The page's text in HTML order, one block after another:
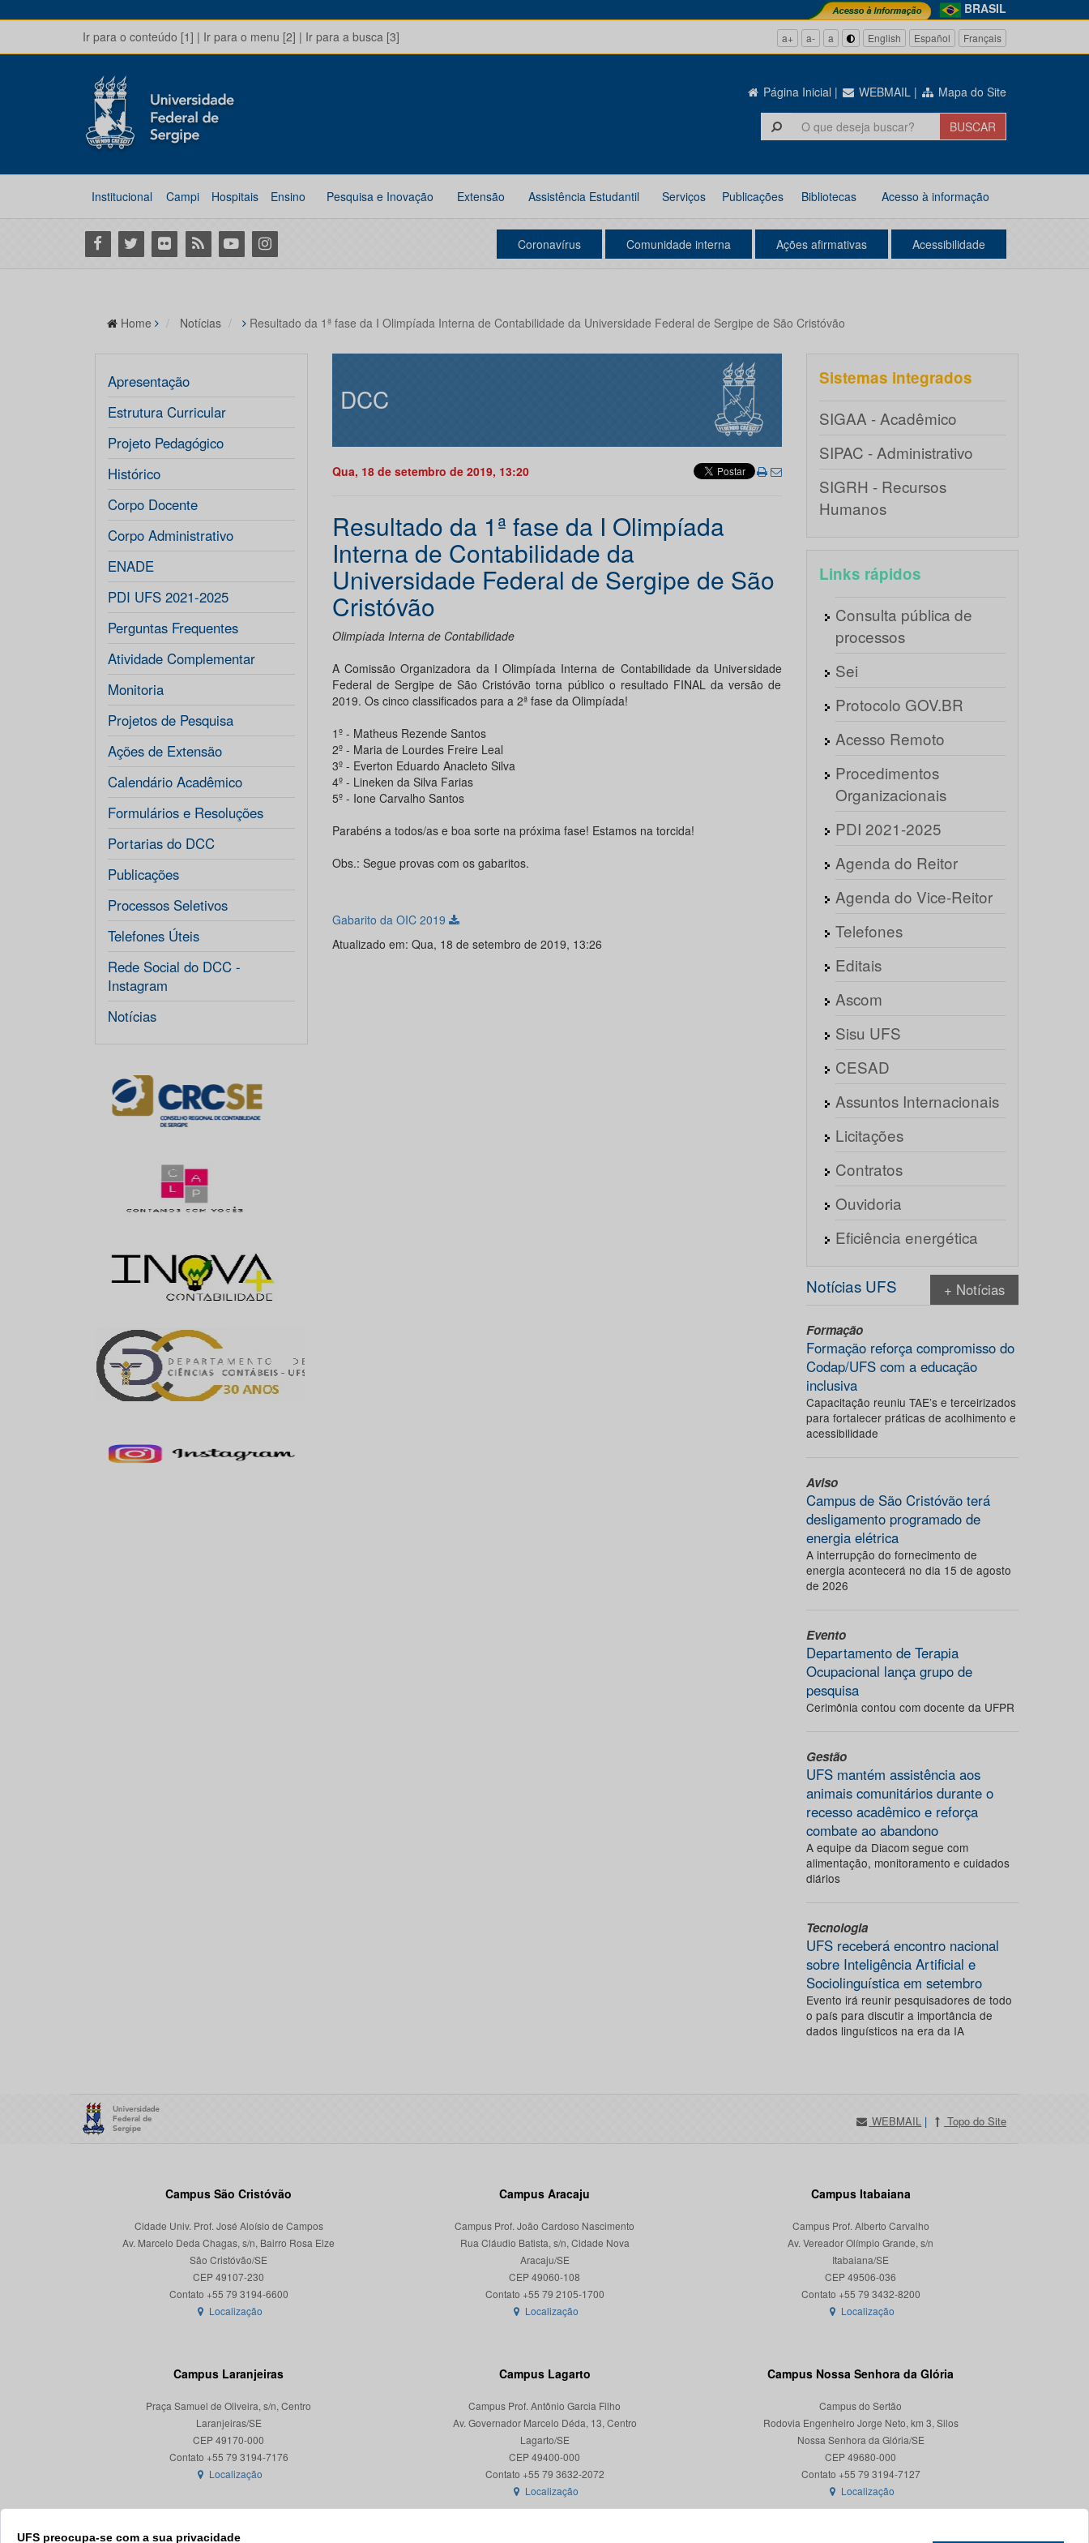
BRASIL
Ir para o conteúdo [1] | Ir para o menu [2] | Ir para a busca [3] a+ a- a English Español Français
Página Inicial | WEBMAIL | Mapa do Site
Institucional Campi Hospitais Ensino Pesquisa e Inovação Extensão Assistência Estudantil Serviços Publicações Bibliotecas Acesso à informação
Facebook
Twitter Flickr RSS YoutubeInstagram Coronavírus Comunidade interna Ações afirmativas Acessibilidade
UFS preocupa-se com a sua privacidade
Home Notícias Resultado da 1ª fase da I Olimpíada Interna de Contabilidade da Universidade Federal de Sergipe de São Cristóvão
Apresentação
Estrutura Curricular
Projeto Pedagógico
Histórico
Corpo Docente
Corpo Administrativo
ENADE
PDI UFS 2021-2025
Perguntas Frequentes
Atividade Complementar
Monitoria
Projetos de Pesquisa
Ações de Extensão
Calendário Acadêmico
Formulários e Resoluções
Portarias do DCC
Publicações
Processos Seletivos
Telefones Úteis
Rede Social do DCC -
Instagram
Notícias
DCC
Qua, 18 de setembro de 2019, 13:20
Resultado da 1ª fase da I Olimpíada
Interna de Contabilidade da
Universidade Federal de Sergipe de São
Cristóvão
Olimpíada Interna de Contabilidade
A Comissão Organizadora da I Olimpíada Interna de Contabilidade da Universidade
Federal de Sergipe de São Cristóvão torna público o resultado FINAL da versão de
2019. Os cinco classificados para a 2ª fase da Olimpíada!
1º - Matheus Rezende Santos
2º - Maria de Lourdes Freire Leal
3º - Everton Eduardo Anacleto Silva
4º - Lineken da Silva Farias
5º - Ione Carvalho Santos
Parabéns a todos/as e boa sorte na próxima fase! Estamos na torcida!
Obs.: Segue provas com os gabaritos.
Gabarito da OIC 2019
Atualizado em: Qua, 18 de setembro de 2019, 13:26
Sistemas integrados
SIGAA - Acadêmico
SIPAC - Administrativo
SIGRH - Recursos
Humanos
Links rápidos
Consulta pública de
processos
Sei
Protocolo GOV.BR
Acesso Remoto
Procedimentos
Organizacionais
PDI 2021-2025
Agenda do Reitor
Agenda do Vice-Reitor
Telefones
Editais
Ascom
Sisu UFS
CESAD
Assuntos Internacionais
Licitações
Contratos
Ouvidoria
Eficiência energética
Notícias UFS + Notícias
Formação
Formação reforça compromisso do
Codap/UFS com a educação
inclusiva
Capacitação reuniu TAE’s e terceirizados
para fortalecer práticas de acolhimento e
acessibilidade
Aviso
Campus de São Cristóvão terá
desligamento programado de
energia elétrica
A interrupção do fornecimento de
energia acontecerá no dia 15 de agosto
de 2026
Evento
Departamento de Terapia
Ocupacional lança grupo de
pesquisa
Cerimônia contou com docente da UFPR
Gestão
UFS mantém assistência aos
animais comunitários durante o
recesso acadêmico e reforça
combate ao abandono
A equipe da Diacom segue com
alimentação, monitoramento e cuidados
diários
Tecnologia
UFS receberá encontro nacional
sobre Inteligência Artificial e
Sociolinguística em setembro
Evento irá reunir pesquisadores de todo
o país para discutir a importância de
dados linguísticos na era da IA
WEBMAIL | Topo do Site
Campus São Cristóvão
Cidade Univ. Prof. José Aloísio de Campos
Av. Marcelo Deda Chagas, s/n, Bairro Rosa Elze
São Cristóvão/SE
CEP 49107-230
Localização
Campus Aracaju
Campus Prof. João Cardoso Nascimento
Rua Cláudio Batista, s/n, Cidade Nova
Aracaju/SE
CEP 49060-108
Localização
Campus Itabaiana
Campus Prof. Alberto Carvalho
Av. Vereador Olímpio Grande, s/n
Itabaiana/SE
CEP 49506-036
Localização
Campus Laranjeiras
Praça Samuel de Oliveira, s/n, Centro
Laranjeiras/SE
CEP 49170-000
Localização
Campus Lagarto
Campus Prof. Antônio Garcia Filho
Av. Governador Marcelo Déda, 13, Centro
Lagarto/SE
CEP 49400-000
Localização
Campus Nossa Senhora da Glória
Campus do Sertão
Rodovia Engenheiro Jorge Neto, km 3, Silos
Nossa Senhora da Glória/SE
CEP 49680-000
Contato +55 79 3194-7127
Localização